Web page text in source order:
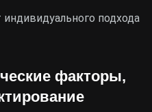
подхода
факторы,